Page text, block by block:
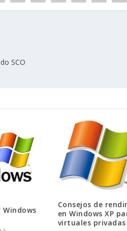
SCO
Consejos de
en Windows XP
virtuales privadas